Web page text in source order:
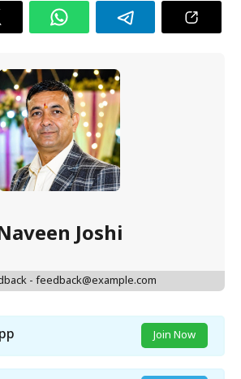
Joshi
- feedback@example.com
Join Now